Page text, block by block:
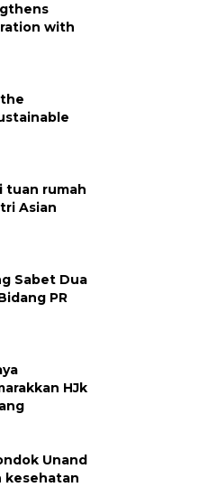
with
tuan rumah
Asian
Sabet Dua
PR
HJk
Unand
kesehatan